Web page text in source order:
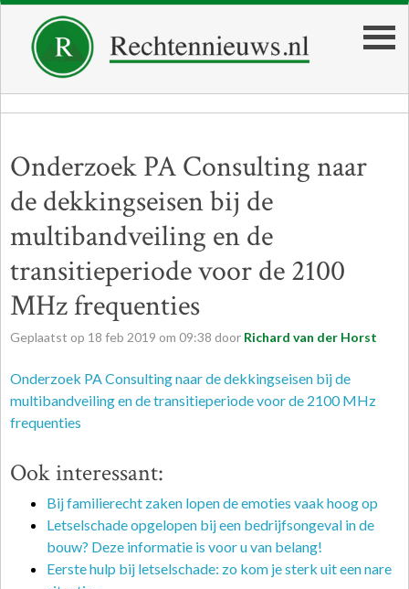
Onderzoek PA Consulting naar
de dekkingseisen bij de
multibandveiling en de
transitieperiode voor de 2100
MHz frequenties
Geplaatst op 18 feb 2019 om 09:38 door Richard van der Horst
Onderzoek PA Consulting naar de dekkingseisen bij de
multibandveiling en de transitieperiode voor de 2100 MHz
frequenties
Ook interessant:
Bij familierecht zaken lopen de emoties vaak hoog op
Letselschade opgelopen bij een bedrijfsongeval in de
bouw? Deze informatie is voor u van belang!
Eerste hulp bij letselschade: zo kom je sterk uit een nare